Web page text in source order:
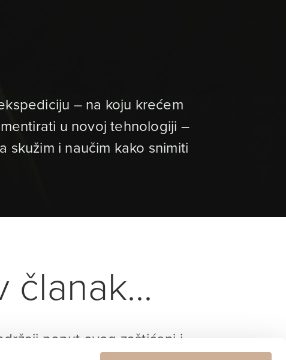
– na koju krećem
u novoj tehnologiji –
skužim i naučim kako snimiti
članak...
poput ovog zaštićeni i